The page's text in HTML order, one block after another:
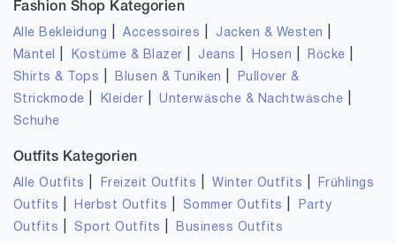
Fashion Shop Kategorien
Alle Bekleidung |Accessoires Jacken & Westen
Mäntel Kostüme & Blazer Jeans Hosen Röcke
Shirts & Tops Blusen & Tuniken
Pullover &
Strickmode
Kleider |Unterwäsche & Nachtwäsche
Schuhe
Outfits Kategorien
Alle Outfits Freizeit Outfits |Winter Outfits
Frühlings
Outfits
Herbst Outfits Sommer Outfits
Party
Outfits
Sport Outfits Business Outfits